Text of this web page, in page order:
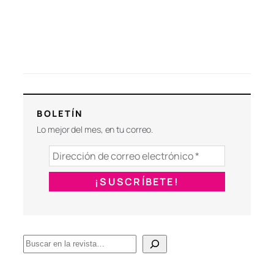
BOLETÍN
Lo mejor del mes, en tu correo.
B
u